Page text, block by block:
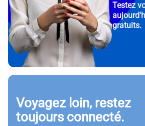
Testez
gratuits.
Voyagez loin, restez
toujours connecté.